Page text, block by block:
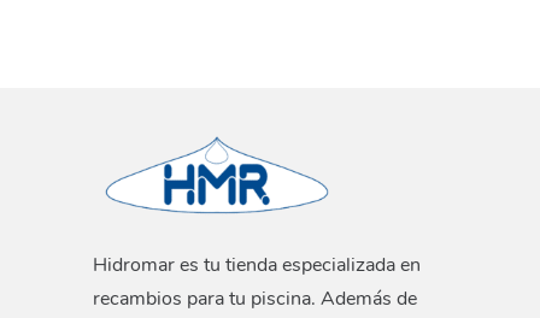
Hidromar es tu tienda especializada en
recambios para tu piscina. Además de